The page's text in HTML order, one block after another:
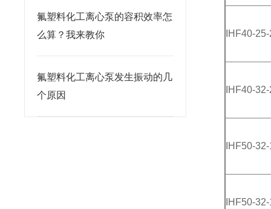
氟塑料化工离心泵的容积效率怎
么算？我来教你
氟塑料化工离心泵发生振动的几
个原因
IHF40-
IHF40-
IHF50-
IHF50-